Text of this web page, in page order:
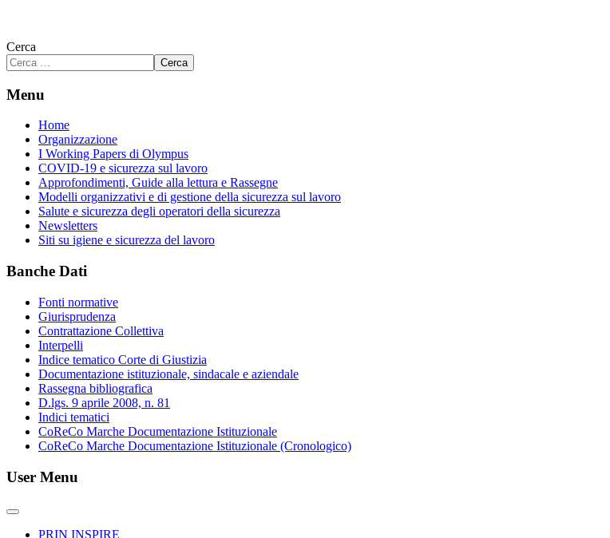
Cerca
Cerca
Menu
Home
Organizzazione
I Working Papers di Olympus
COVID-19 e sicurezza sul lavoro
Approfondimenti, Guide alla lettura e Rassegne
Modelli organizzativi e di gestione della sicurezza sul lavoro
Salute e sicurezza degli operatori della sicurezza
Newsletters
Siti su igiene e sicurezza del lavoro
Banche Dati
Fonti normative
Giurisprudenza
Contrattazione Collettiva
Interpelli
Indice tematico Corte di Giustizia
Documentazione istituzionale, sindacale e aziendale
Rassegna bibliografica
D.lgs. 9 aprile 2008, n. 81
Indici tematici
CoReCo Marche Documentazione Istituzionale
CoReCo Marche Documentazione Istituzionale (Cronologico)
User Menu
PRIN INSPIRE